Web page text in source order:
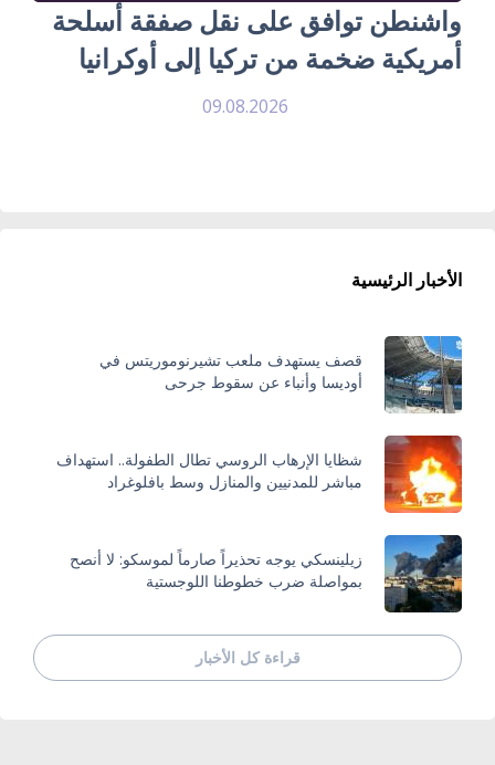
واشنطن توافق على نقل صفقة أسلحة
أمريكية ضخمة من تركيا إلى أوكرانيا
09.08.2026
الأخبار الرئيسية
قصف يستهدف ملعب تشيرنوموريتس في
أوديسا وأنباء عن سقوط جرحى
شظايا الإرهاب الروسي تطال الطفولة.. استهداف
مباشر للمدنيين والمنازل وسط بافلوغراد
زيلينسكي يوجه تحذيراً صارماً لموسكو: لا أنصح
بمواصلة ضرب خطوطنا اللوجستية
قراءة كل الأخبار